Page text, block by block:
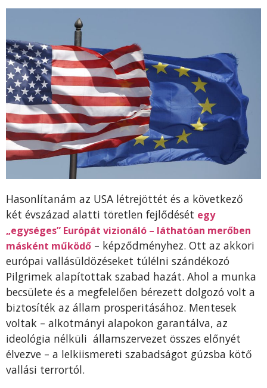
Hasonlítanám az USA létrejöttét és a következő
két évszázad alatti töretlen fejlődését egy
„egységes” Európát vizionáló – láthatóan merőben
másként működő – képződményhez. Ott az akkori
európai vallásüldözéseket túlélni szándékozó
Pilgrimek alapítottak szabad hazát. Ahol a munka
becsülete és a megfelelően bérezett dolgozó volt a
biztosíték az állam prosperitásához. Mentesek
voltak – alkotmányi alapokon garantálva, az
ideológia nélküli államszervezet összes előnyét
élvezve – a lelkiismereti szabadságot gúzsba kötő
vallási terrortól.